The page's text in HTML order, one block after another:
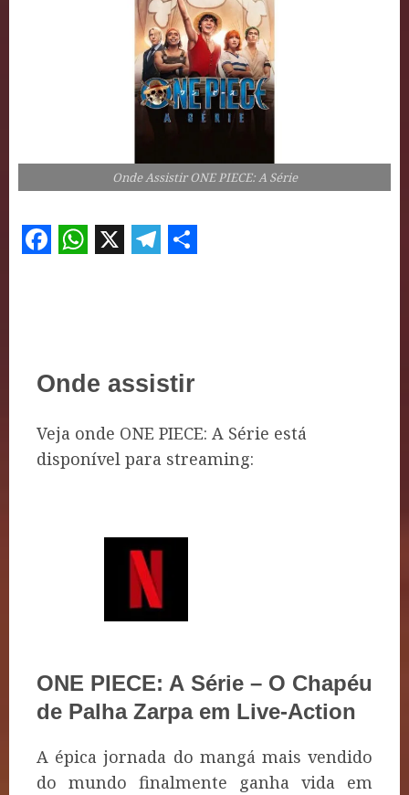
Onde Assistir ONE PIECE: A Série
Onde assistir
Veja onde ONE PIECE: A Série está
disponível para streaming:
ONE PIECE: A Série – O Chapéu
de Palha Zarpa em Live-Action
A épica jornada do mangá mais vendido
do mundo finalmente ganha vida em